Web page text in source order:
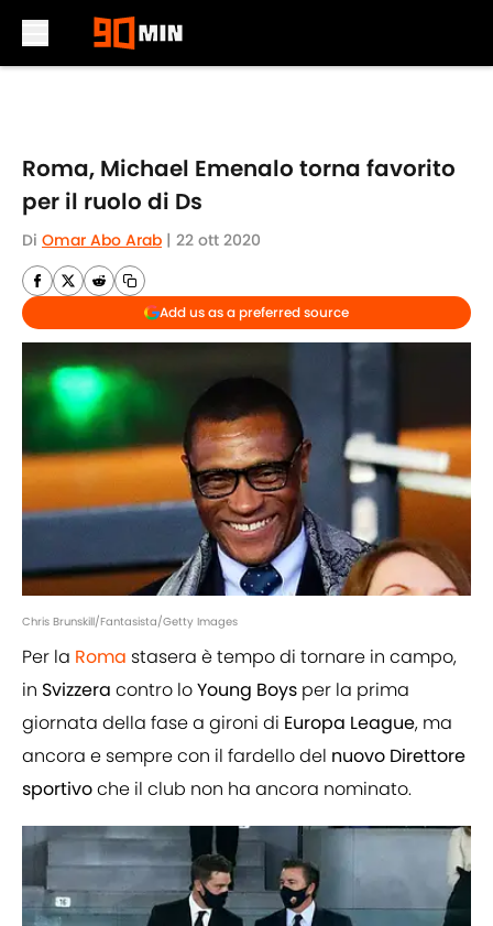
Roma, Michael Emenalo torna favorito
per il ruolo di Ds
Di Omar Abo Arab | 22 ott 2020
Add us as a preferred source
Chris Brunskill/Fantasista/Getty Images
Per la Roma stasera è tempo di tornare in campo,
in Svizzera contro loYoung Boys per la prima
giornata della fase a gironi di Europa League, ma
ancora e sempre con il fardello del nuovo Direttore
sportivoche il club non ha ancora nominato.